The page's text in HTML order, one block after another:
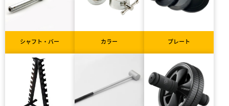
シャフト・バー カラー プレート